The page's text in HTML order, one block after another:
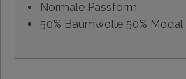
Normale Passform
50% Baumwolle 50% Modal